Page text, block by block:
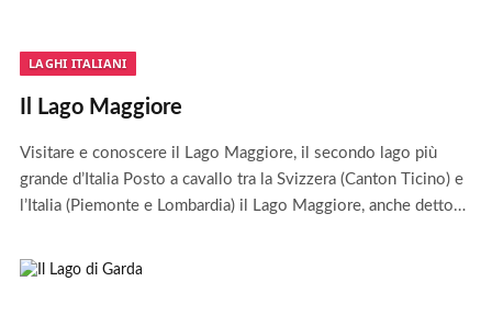
LAGHI ITALIANI
Il Lago Maggiore
Visitare e conoscere il Lago Maggiore, il secondo lago più
grande d’Italia Posto a cavallo tra la Svizzera (Canton Ticino) e
l’Italia (Piemonte e Lombardia) il Lago Maggiore, anche detto…